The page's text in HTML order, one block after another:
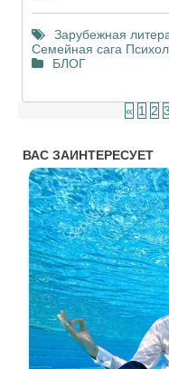
Зарубежная
Семейная сага
БЛОГ
« 1 2 3